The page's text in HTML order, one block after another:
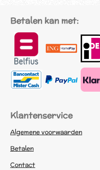
Betalen kan met:
Klantenservice
Algemene voorwaarden
Betalen
Contact